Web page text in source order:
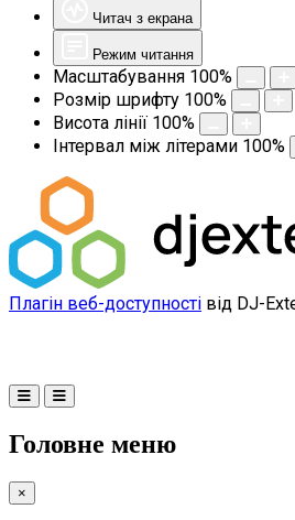
Читач з екрана
Режим читання
Масштабування 100%
Розмір шрифту 100%
Висота лінії 100%
Інтервал між літерами 100%
Плагін веб-доступності від DJ-
Головне меню
×